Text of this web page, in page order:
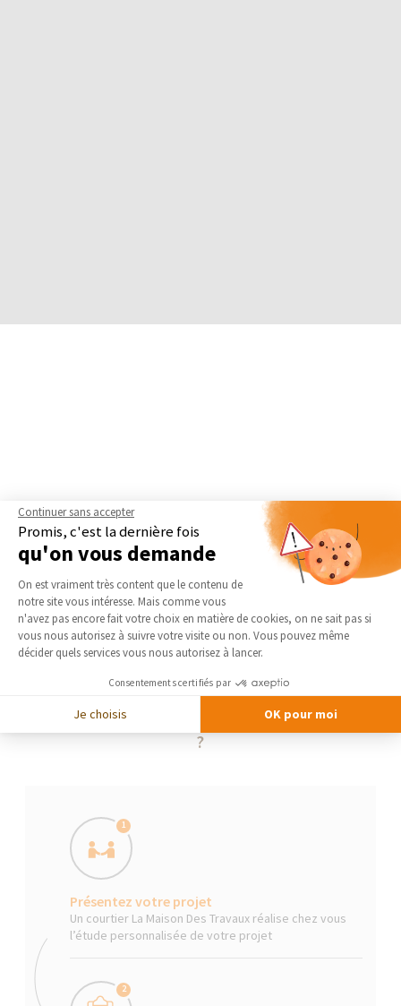
La Maison Des Travaux, comment ça marche
?
1
Présentez votre projet
Un courtier La Maison Des Travaux réalise chez vous
l’étude personnalisée de votre projet
2
Continuer sans accepter
Promis, c'est la dernière fois
qu'on vous demande
Plateforme de Gestion du
On est vraiment très content que le contenu de
notre site vous intéresse. Mais comme vous
n'avez pas encore fait votre choix en matière de cookies, on ne sait pas si
vous nous autorisez à suivre votre visite ou non. Vous pouvez même
décider quels services vous nous autorisez à lancer.
Consentements certifiés par
Je choisis OK pour moi
Axeptio consent